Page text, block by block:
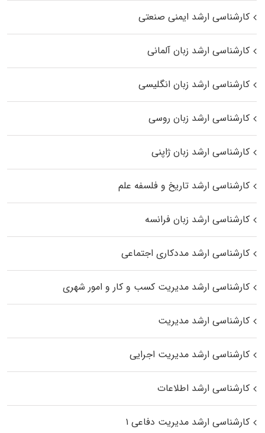
کارشناسی ارشد ایمنی صنعتی
کارشناسی ارشد زبان آلمانی
کارشناسی ارشد زبان انگلیسی
کارشناسی ارشد زبان روسی
کارشناسی ارشد زبان ژاپنی
کارشناسی ارشد تاریخ و فلسفه علم
کارشناسی ارشد زبان فرانسه
کارشناسی ارشد مددکاری اجتماعی
کارشناسی ارشد مدیریت کسب و کار و امور شهری
کارشناسی ارشد مدیریت
کارشناسی ارشد مدیریت اجرایی
کارشناسی ارشد اطلاعات
کارشناسی ارشد مدیریت دفاعی ۱